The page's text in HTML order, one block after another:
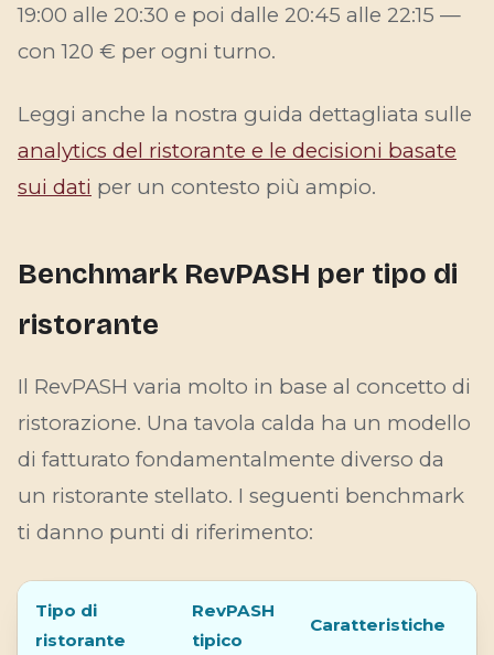
19:00 alle 20:30 e poi dalle 20:45 alle 22:15 —
con 120 € per ogni turno.
Leggi anche la nostra guida dettagliata sulle
analytics del ristorante e le decisioni basate
sui dati per un contesto più ampio.
Benchmark RevPASH per tipo di
ristorante
Il RevPASH varia molto in base al concetto di
ristorazione. Una tavola calda ha un modello
di fatturato fondamentalmente diverso da
un ristorante stellato. I seguenti benchmark
ti danno punti di riferimento:
Tipo di
ristorante
RevPASH
tipico
Caratteristiche